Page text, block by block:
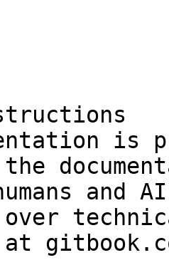
is
and
over
at